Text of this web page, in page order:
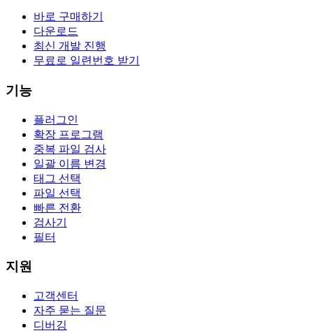
바로 구매하기
다운로드
최신 개발 진행
무료로 일련번호 받기
기능
플러그인
확장 프로그램
중복 파일 검사
일괄 이름 변경
태그 선택
파일 선택
빠른 전환
검사기
필터
지원
고객센터
자주 묻는 질문
디버깅